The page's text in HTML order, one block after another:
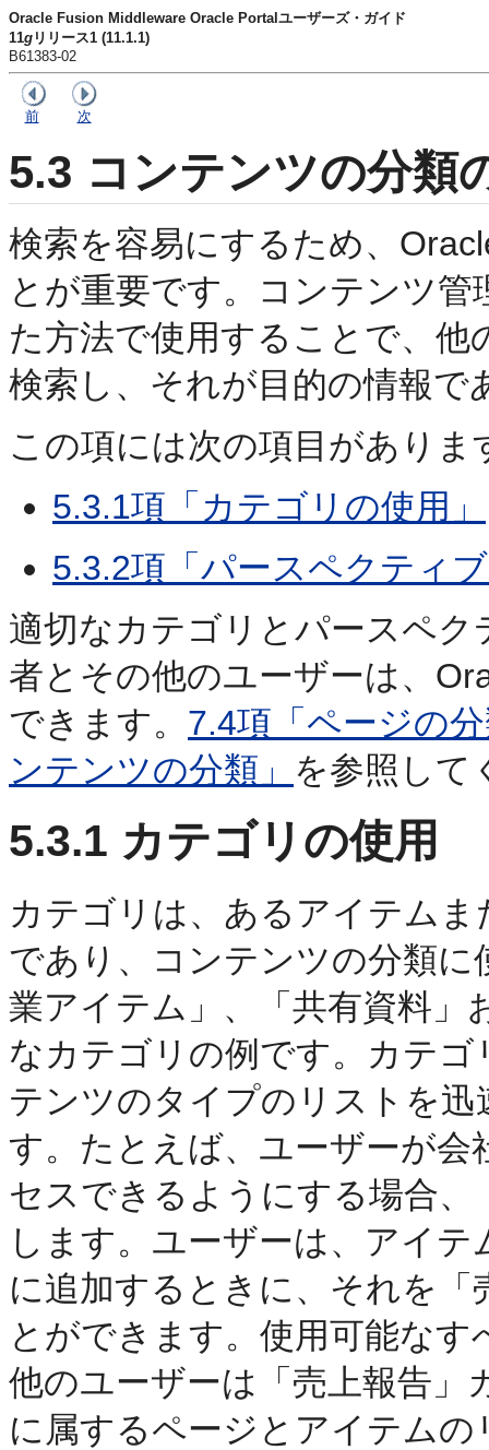
Oracle Fusion Middleware Oracle Portalユーザーズ・ガイド
11g リリース1 (11.1.1)
B61383-02
前 次
5.3 コンテンツの分類
検索を容易にするため、
とが重要です。コンテンツ
た方法で使用することで、
検索し、それが目的の情報
この項には次の項目がありま
5.3.1項「カテゴリの使用」
5.3.2項「パースペクティ
適切なカテゴリとパースペ
者とその他のユーザーは、
できます。 7.4項「ページの
ンテンツの分類」 を参照して
5.3.1 カテゴリの使用
カテゴリは、あるアイテム
であり、コンテンツの分類に
業アイテム」、「共有資料」
なカテゴリの例です。カテ
テンツのタイプのリストを
す。たとえば、ユーザーが
セスできるようにする場合
します。ユーザーは、アイ
に追加するときに、それを
とができます。使用可能な
他のユーザーは「売上報告
に属するページとアイテム